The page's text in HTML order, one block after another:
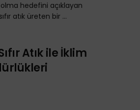
hedefini açıklayan
atık üreten bir ...
Atık ile İklim